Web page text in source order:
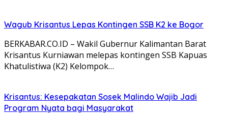
Wagub Krisantus Lepas Kontingen SSB K2 ke Bogor
BERKABAR.CO.ID – Wakil Gubernur Kalimantan Barat
Krisantus Kurniawan melepas kontingen SSB Kapuas
Khatulistiwa (K2) Kelompok…
Krisantus: Kesepakatan Sosek Malindo Wajib Jadi
Program Nyata bagi Masyarakat